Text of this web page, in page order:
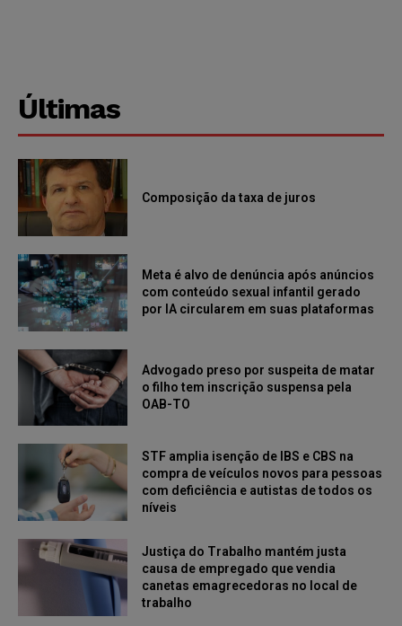
Últimas
Composição da taxa de juros
Meta é alvo de denúncia após anúncios
com conteúdo sexual infantil gerado
por IA circularem em suas plataformas
Advogado preso por suspeita de matar
o filho tem inscrição suspensa pela
OAB-TO
STF amplia isenção de IBS e CBS na
compra de veículos novos para pessoas
com deficiência e autistas de todos os
níveis
Justiça do Trabalho mantém justa
causa de empregado que vendia
canetas emagrecedoras no local de
trabalho